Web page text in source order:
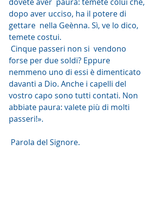
dopo aver ucciso, ha il potere di
gettare  nella Geènna. Sì, ve lo dico,
temete costui.
forse per due soldi? Eppure
nemmeno uno di essi è dimenticato
davanti a Dio. Anche i capelli del
vostro capo sono tutti contati. Non
abbiate paura: valete più di molti
passeri!».
Parola del Signore.